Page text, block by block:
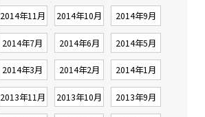
2014年11月 2014年10月 2014年9月
2014年7月 2014年6月 2014年5月
2014年3月 2014年2月 2014年1月
2013年11月 2013年10月 2013年9月